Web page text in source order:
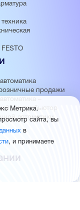
продажи
–
дистрибьютор
автоматики
Метрика.
сайта, вы
в
, и принимаете